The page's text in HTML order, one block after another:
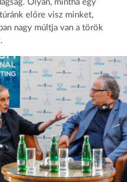
Olyan, mintha egy
előre visz minket,
nagy múltja van a török